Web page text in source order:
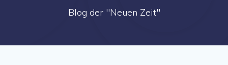
Blog der "Neuen Zeit"